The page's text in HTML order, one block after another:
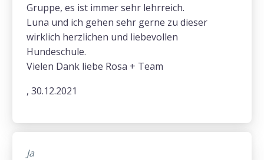
Gruppe, es ist immer sehr lehrreich.
Luna und ich gehen sehr gerne zu dieser
wirklich herzlichen und liebevollen
Hundeschule.
Vielen Dank liebe Rosa + Team
, 30.12.2021
Ja